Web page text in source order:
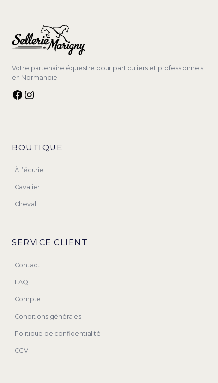
Votre partenaire équestre pour particuliers et professionnels
en Normandie.
Facebook
Instagram
BOUTIQUE
À l’écurie
Cavalier
Cheval
SERVICE CLIENT
Contact
FAQ
Compte
Conditions générales
Politique de confidentialité
CGV